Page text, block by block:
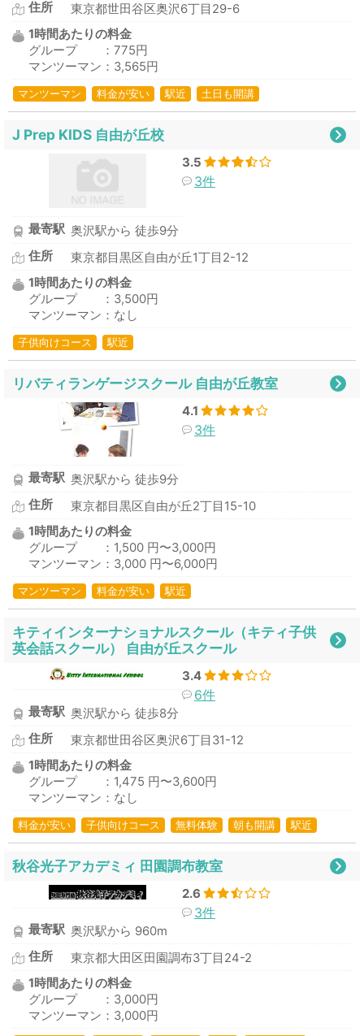
住所
東京都世田谷区奥沢6丁目29-6
1時間あたりの料金
グループ ：775円
マンツーマン：3,565円
マンツーマン 料金が安い 駅近 土日も開講
J Prep KIDS 自由が丘校
3.5
3件
最寄駅 奥沢駅から 徒歩9分
住所
東京都目黒区自由が丘1丁目2-12
1時間あたりの料金
グループ ：3,500円
マンツーマン：なし
子供向けコース 駅近
リバティランゲージスクール 自由が丘教室
4.1
3件
最寄駅 奥沢駅から 徒歩9分
住所
東京都目黒区自由が丘2丁目15-10
1時間あたりの料金
グループ ：1,500 円〜3,000円
マンツーマン：3,000 円〜6,000円
マンツーマン 料金が安い 駅近
キティインターナショナルスクール（キティ子供
英会話スクール） 自由が丘スクール
3.4
6件
最寄駅 奥沢駅から 徒歩8分
住所
東京都世田谷区奥沢6丁目31-12
1時間あたりの料金
グループ ：1,475 円〜3,600円
マンツーマン：なし
料金が安い 子供向けコース 無料体験 朝も開講 駅近
秋谷光子アカデミィ 田園調布教室
2.6
3件
最寄駅 奥沢駅から 960m
住所
東京都大田区田園調布3丁目24-2
1時間あたりの料金
グループ ：3,000円
マンツーマン：3,000円